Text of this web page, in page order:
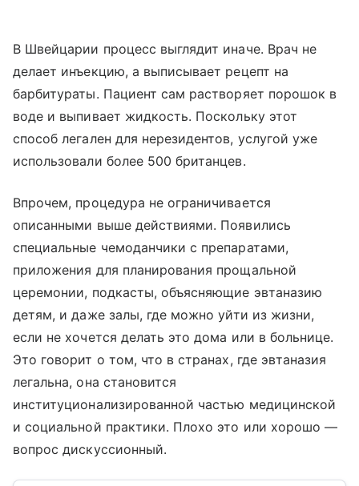
В Швейцарии процесс выглядит иначе. Врач не
делает инъекцию, а выписывает рецепт на
барбитураты. Пациент сам растворяет порошок в
воде и выпивает жидкость. Поскольку этот
способ легален для нерезидентов, услугой уже
использовали более 500 британцев.
Впрочем, процедура не ограничивается
описанными выше действиями. Появились
специальные чемоданчики с препаратами,
приложения для планирования прощальной
церемонии, подкасты, объясняющие эвтаназию
детям, и даже залы, где можно уйти из жизни,
если не хочется делать это дома или в больнице.
Это говорит о том, что в странах, где эвтаназия
легальна, она становится
институционализированной частью медицинской
и социальной практики. Плохо это или хорошо —
вопрос дискуссионный.